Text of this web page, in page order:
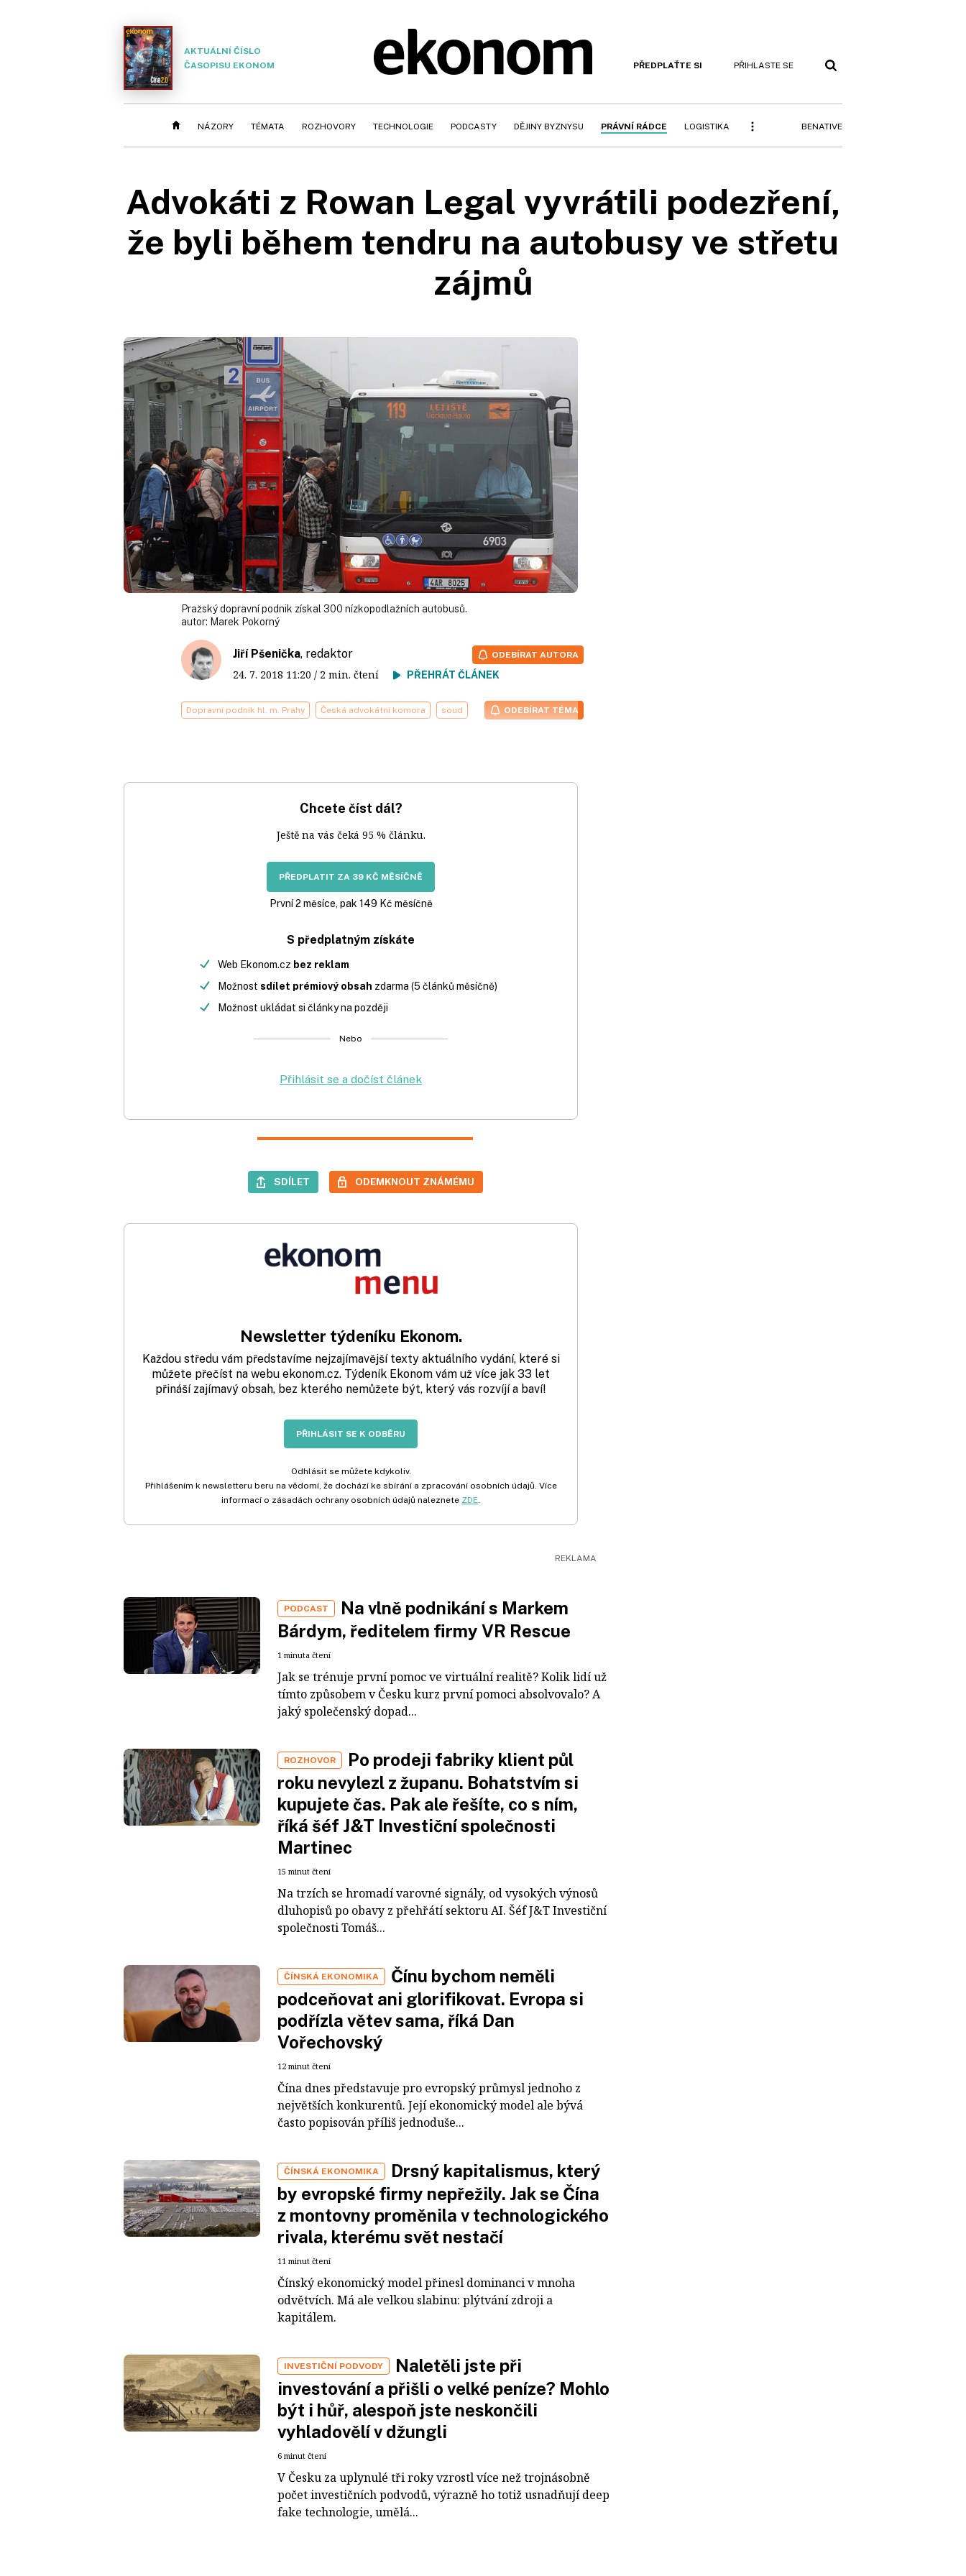
AKTUÁLNÍ ČÍSLO
ČASOPISU EKONOM
PŘEDPLAŤTE SI PŘIHLASTE SE
NÁZORY TÉMATA ROZHOVORY TECHNOLOGIE PODCASTY DĚJINY BYZNYSU PRÁVNÍ RÁDCE LOGISTIKA BENATIVE
Advokáti z Rowan Legal vyvrátili podezření,
že byli během tendru na autobusy ve střetu
zájmů
Pražský dopravní podnik získal 300 nízkopodlažních autobusů.
autor: Marek Pokorný
Jiří Pšenička, redaktor
24. 7. 2018 11:20 / 2 min. čtení PŘEHRÁT ČLÁNEK
ODEBÍRAT AUTORA
Dopravní podnik hl. m. Prahy Česká advokátní komora soud ODEBÍRAT TÉMA
Chcete číst dál?
Ještě na vás čeká 95 % článku.
PŘEDPLATIT ZA 39 KČ MĚSÍČNĚ
První 2 měsíce, pak 149 Kč měsíčně
S předplatným získáte
Web Ekonom.cz bez reklam
Možnost sdílet prémiový obsah zdarma (5 článků měsíčně)
Možnost ukládat si články na později
Nebo
Přihlásit se a dočíst článek
SDÍLET ODEMKNOUT ZNÁMÉMU
Newsletter týdeníku Ekonom.
Každou středu vám představíme nejzajímavější texty aktuálního vydání, které si
můžete přečíst na webu ekonom.cz. Týdeník Ekonom vám už více jak 33 let
přináší zajímavý obsah, bez kterého nemůžete být, který vás rozvíjí a baví!
PŘIHLÁSIT SE K ODBĚRU
Odhlásit se můžete kdykoliv.
Přihlášením k newsletteru beru na vědomí, že dochází ke sbírání a zpracování osobních údajů. Více
informací o zásadách ochrany osobních údajů naleznete ZDE
PODCAST
Na vlně podnikání s Markem
Bárdym, ředitelem firmy VR Rescue
1 minuta čtení
Jak se trénuje první pomoc ve virtuální realitě? Kolik lidí už
tímto způsobem v Česku kurz první pomoci absolvovalo? A
jaký společenský dopad...
ROZHOVOR
Po prodeji fabriky klient půl
roku nevylezl z županu. Bohatstvím si
kupujete čas. Pak ale řešíte, co s ním,
říká šéf J&T Investiční společnosti
Martinec
15 minut čtení
Na trzích se hromadí varovné signály, od vysokých výnosů
dluhopisů po obavy z přehřátí sektoru AI. Šéf J&T Investiční
společnosti Tomáš...
ČÍNSKÁ EKONOMIKA
Čínu bychom neměli
podceňovat ani glorifikovat. Evropa si
podřízla větev sama, říká Dan
Vořechovský
12 minut čtení
Čína dnes představuje pro evropský průmysl jednoho z
největších konkurentů. Její ekonomický model ale bývá
často popisován příliš jednoduše...
ČÍNSKÁ EKONOMIKA
Drsný kapitalismus, který
by evropské firmy nepřežily. Jak se Čína
z montovny proměnila v technologického
rivala, kterému svět nestačí
11 minut čtení
Čínský ekonomický model přinesl dominanci v mnoha
odvětvích. Má ale velkou slabinu: plýtvání zdroji a
kapitálem.
INVESTIČNÍ PODVODY
Naletěli jste při
investování a přišli o velké peníze? Mohlo
být i hůř, alespoň jste neskončili
vyhladovělí v džungli
6 minut čtení
V Česku za uplynulé tři roky vzrostl více než trojnásobně
počet investičních podvodů, výrazně ho totiž usnadňují deep
fake technologie, umělá...